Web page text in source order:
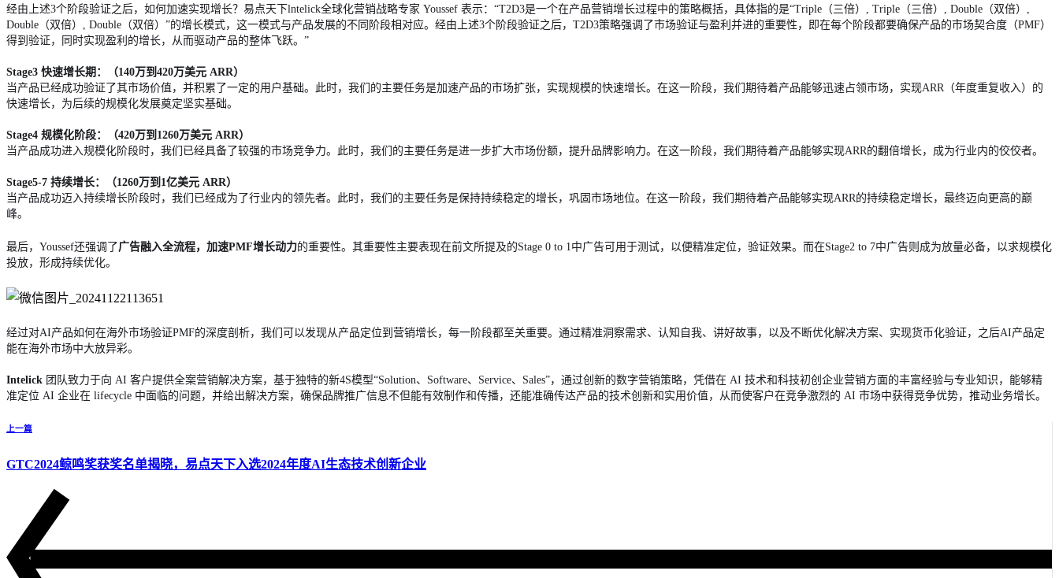
经由上述3个阶段验证之后，如何加速实现增长？易点天下lntelick全球化营销战略专家 Youssef 表示：“T2D3是一个在产品营销增长过程中的策略概括，具体指的是“Triple（三倍）, Triple（三倍）, Double（双倍）,
Double（双倍）, Double（双倍）”的增长模式，这一模式与产品发展的不同阶段相对应。经由上述3个阶段验证之后，T2D3策略强调了市场验证与盈利并进的重要性，即在每个阶段都要确保产品的市场契合度（PMF）
得到验证，同时实现盈利的增长，从而驱动产品的整体飞跃。”
Stage3 快速增长期：（140万到420万美元 ARR）
当产品已经成功验证了其市场价值，并积累了一定的用户基础。此时，我们的主要任务是加速产品的市场扩张，实现规模的快速增长。在这一阶段，我们期待着产品能够迅速占领市场，实现ARR（年度重复收入）的
快速增长，为后续的规模化发展奠定坚实基础。
Stage4 规模化阶段：（420万到1260万美元 ARR）
当产品成功进入规模化阶段时，我们已经具备了较强的市场竞争力。此时，我们的主要任务是进一步扩大市场份额，提升品牌影响力。在这一阶段，我们期待着产品能够实现ARR的翻倍增长，成为行业内的佼佼者。
Stage5-7 持续增长：（1260万到1亿美元 ARR）
当产品成功迈入持续增长阶段时，我们已经成为了行业内的领先者。此时，我们的主要任务是保持持续稳定的增长，巩固市场地位。在这一阶段，我们期待着产品能够实现ARR的持续稳定增长，最终迈向更高的巅
峰。
最后，Youssef还强调了广告融入全流程，加速PMF增长动力的重要性。其重要性主要表现在前文所提及的Stage 0 to 1中广告可用于测试，以便精准定位，验证效果。而在Stage2 to 7中广告则成为放量必备，以求规模化
投放，形成持续优化。
经过对AI产品如何在海外市场验证PMF的深度剖析，我们可以发现从产品定位到营销增长，每一阶段都至关重要。通过精准洞察需求、认知自我、讲好故事，以及不断优化解决方案、实现货币化验证，之后AI产品定
能在海外市场中大放异彩。
Intelick 团队致力于向 AI 客户提供全案营销解决方案，基于独特的新4S模型“Solution、Software、Service、Sales”，通过创新的数字营销策略，凭借在 AI 技术和科技初创企业营销方面的丰富经验与专业知识，能够精
准定位 AI 企业在 lifecycle 中面临的问题，并给出解决方案，确保品牌推广信息不但能有效制作和传播，还能准确传达产品的技术创新和实用价值，从而使客户在竞争激烈的 AI 市场中获得竞争优势，推动业务增长。
上一篇
GTC2024鲸鸣奖获奖名单揭晓，易点天下入选2024年度AI生态技术创新企业